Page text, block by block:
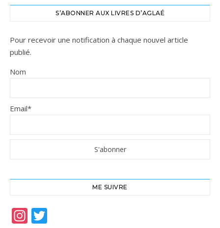
S’ABONNER AUX LIVRES D’AGLAÉ
Pour recevoir une notification à chaque nouvel article
publié.
Nom
Email*
ME SUIVRE
Instagram